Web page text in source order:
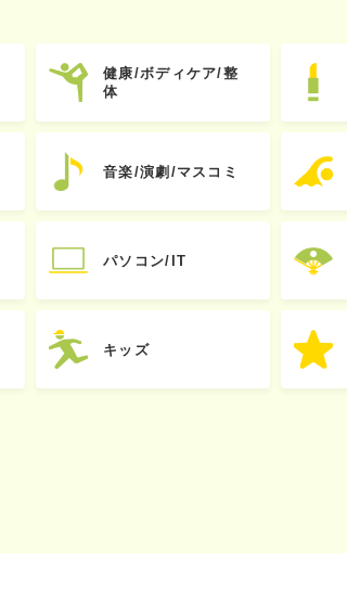
健康/ボディケア/整
体
音楽/演劇/マスコミ
パソコン/IT
キッズ